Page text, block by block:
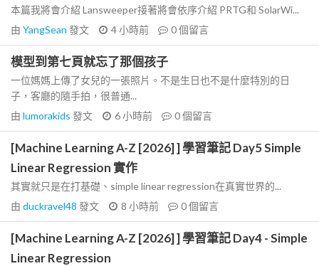
本篇我將會介紹 Lansweeper接著將會依序介紹 PRTG和 SolarWi...
由 YangSean 發文 4 小時前 0個留言
模型到第七頁就忘了那個孩子
一位媽媽上傳了女兒的一張照片。不是生日也不是什麼特別的日
子，客廳的隨手拍，很普通...
由 lumorakids 發文 6 小時前 0個留言
[Machine Learning A-Z [2026] ] 學習筆記 Day5 Simple
Linear Regression 實作
其實就只是在打基礎、simple linear regression在真實世界的...
由 duckravel48 發文 8 小時前 0個留言
[Machine Learning A-Z [2026] ] 學習筆記 Day4 - Simple
Linear Regression